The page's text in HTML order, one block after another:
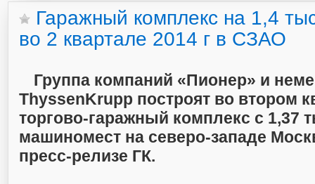
Гаражный комплекс на 1,4
во 2 квартале 2014 г в СЗАО
Группа компаний «Пионер» и
ThyssenKrupp построят во втором
торгово-гаражный комплекс с 1,37
машиномест на северо-западе
пресс-релизе ГК.